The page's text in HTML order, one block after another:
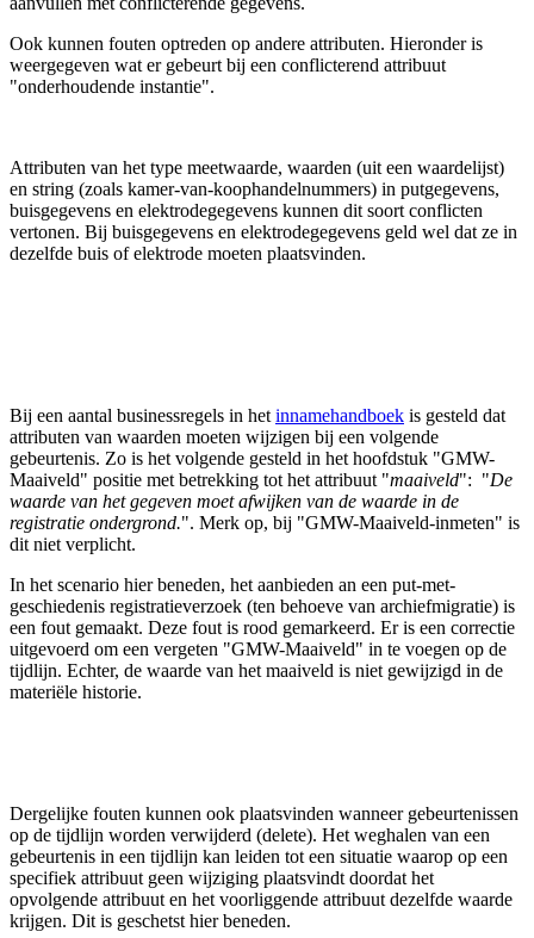
Ook kunnen fouten optreden op andere attributen. Hieronder is
weergegeven wat er gebeurt bij een conflicterend attribuut
"onderhoudende instantie".
Attributen van het type meetwaarde, waarden (uit een waardelijst)
en string (zoals kamer-van-koophandelnummers) in putgegevens,
buisgegevens en elektrodegegevens kunnen dit soort conflicten
vertonen. Bij buisgegevens en elektrodegegevens geld wel dat ze in
dezelfde buis of elektrode moeten plaatsvinden.
Bij een aantal businessregels in het innamehandboek is gesteld dat
attributen van waarden moeten wijzigen bij een volgende
gebeurtenis. Zo is het volgende gesteld in het hoofdstuk "GMW-
Maaiveld" positie met betrekking tot het attribuut "maaiveld": "De
waarde van het gegeven moet afwijken van de waarde in de
registratie ondergrond.". Merk op, bij "GMW-Maaiveld-inmeten" is
dit niet verplicht.
In het scenario hier beneden, het aanbieden an een put-met-
geschiedenis registratieverzoek (ten behoeve van archiefmigratie) is
een fout gemaakt. Deze fout is rood gemarkeerd. Er is een correctie
uitgevoerd om een vergeten "GMW-Maaiveld" in te voegen op de
tijdlijn. Echter, de waarde van het maaiveld is niet gewijzigd in de
materiële historie.
Dergelijke fouten kunnen ook plaatsvinden wanneer gebeurtenissen
op de tijdlijn worden verwijderd (delete). Het weghalen van een
gebeurtenis in een tijdlijn kan leiden tot een situatie waarop op een
specifiek attribuut geen wijziging plaatsvindt doordat het
opvolgende attribuut en het voorliggende attribuut dezelfde waarde
krijgen. Dit is geschetst hier beneden.